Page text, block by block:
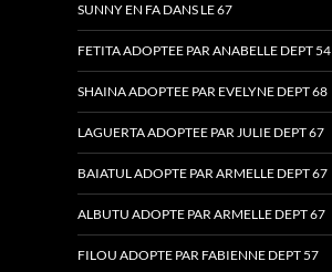
SUNNY EN FA DANS LE 67
FETITA ADOPTEE PAR ANABELLE DEPT 54
SHAINA ADOPTEE PAR EVELYNE DEPT 68
LAGUERTA ADOPTEE PAR JULIE DEPT 67
BAIATUL ADOPTE PAR ARMELLE DEPT 67
ALBUTU ADOPTE PAR ARMELLE DEPT 67
FILOU ADOPTE PAR FABIENNE DEPT 57